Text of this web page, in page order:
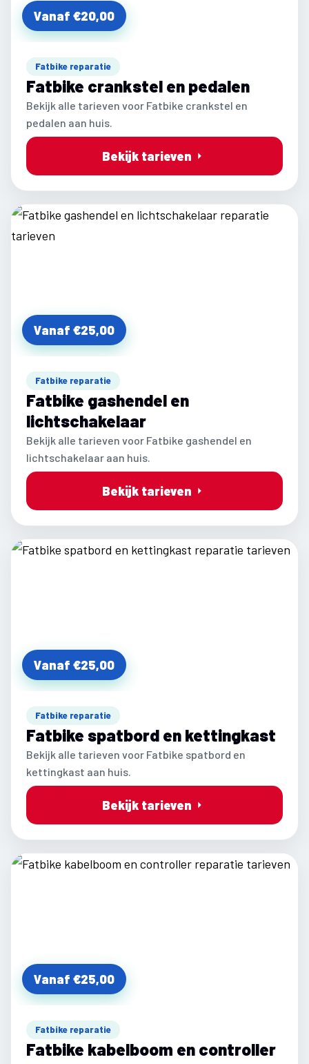
Vanaf €20,00
Fatbike reparatie
Fatbike crankstel en pedalen
Bekijk alle tarieven voor Fatbike crankstel en
pedalen aan huis.
Bekijk tarieven
Vanaf €25,00
Fatbike reparatie
Fatbike gashendel en
lichtschakelaar
Bekijk alle tarieven voor Fatbike gashendel en
lichtschakelaar aan huis.
Bekijk tarieven
Vanaf €25,00
Fatbike reparatie
Fatbike spatbord en kettingkast
Bekijk alle tarieven voor Fatbike spatbord en
kettingkast aan huis.
Bekijk tarieven
Vanaf €25,00
Fatbike reparatie
Fatbike kabelboom en controller